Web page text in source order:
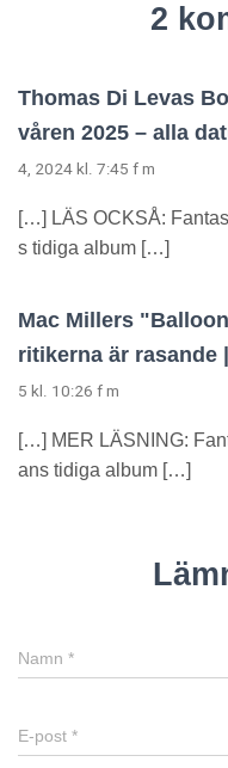
2
Thomas Di Levas
våren 2025 – alla
4, 2024 kl. 7:45 f m
[…] LÄS OCKSÅ:
s tidiga album […]
Mac Millers
ritikerna är rasande
5 kl. 10:26 f m
[…] MER LÄSNING:
ans tidiga album […]
Namn *
E-post *